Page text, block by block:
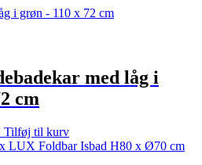
med låg i
cm
Den
aktuelle
Tilføj til kurv